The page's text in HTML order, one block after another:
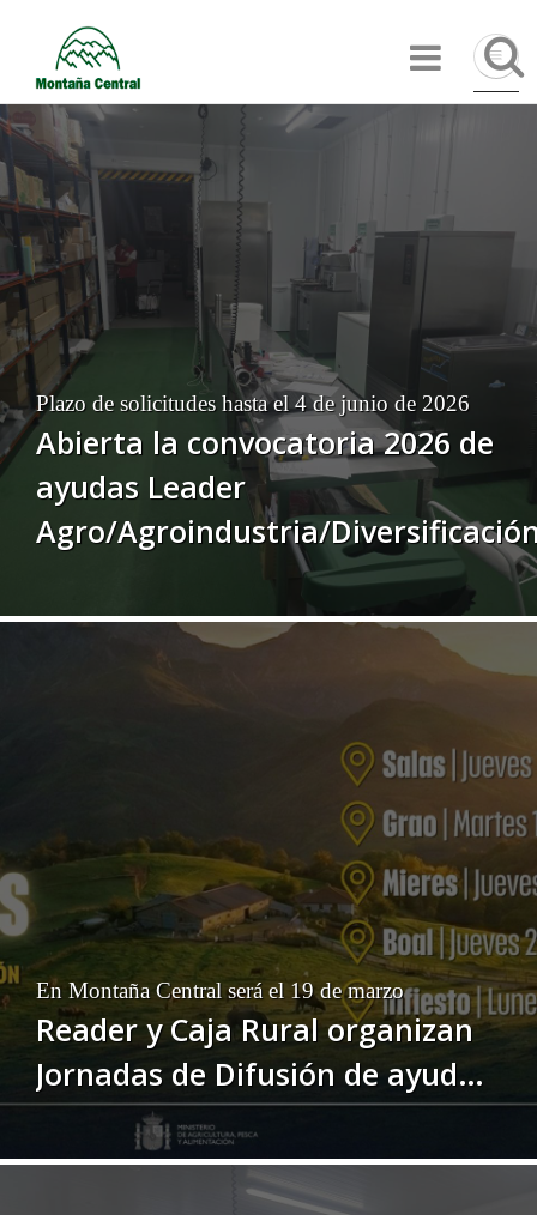
contenido
principal
Plazo de solicitudes hasta el 4 de junio de 2026
Abierta la convocatoria 2026 de
ayudas Leader
Agro/Agroindustria/
En Montaña Central será el 19 de marzo
Reader y Caja Rural organizan
Jornadas de Difusión de ayudas
Leader